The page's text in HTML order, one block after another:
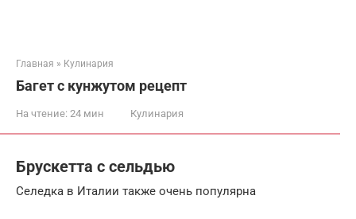
Главная » Кулинария
Багет с кунжутом рецепт
На чтение: 24 мин Кулинария
Брускетта с сельдью
Селедка в Италии также очень популярна